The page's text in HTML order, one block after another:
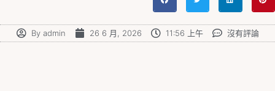
Byadmin 26 6 月, 2026 11:56 上午 沒有評論